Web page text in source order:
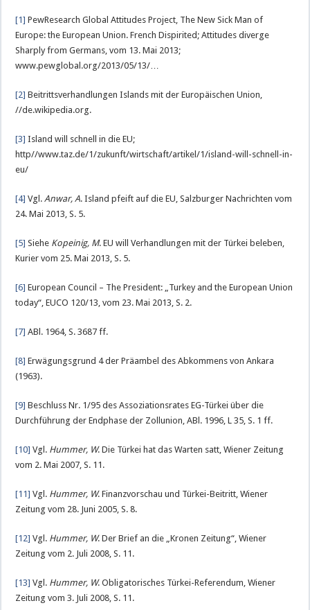
[1] PewResearch Global Attitudes Project, The New Sick Man of
Europe: the European Union. French Dispirited; Attitudes diverge
Sharply from Germans, vom 13. Mai 2013;
www.pewglobal.org/2013/05/13/…
[2] Beitrittsverhandlungen Islands mit der Europäischen Union,
//de.wikipedia.org.
[3] Island will schnell in die EU;
http//www.taz.de/1/zukunft/wirtschaft/artikel/1/island-will-schnell-in-
eu/
[4] Vgl.Anwar, A. Island pfeift auf die EU, Salzburger Nachrichten vom
24. Mai 2013, S. 5.
[5] Siehe Kopeinig, M. EU will Verhandlungen mit der Türkei beleben,
Kurier vom 25. Mai 2013, S. 5.
[6] European Council – The President: „Turkey and the European Union
today“, EUCO 120/13, vom 23. Mai 2013, S. 2.
[7] ABl. 1964, S. 3687 ff.
[8] Erwägungsgrund 4 der Präambel des Abkommens von Ankara
(1963).
[9] Beschluss Nr. 1/95 des Assoziationsrates EG-Türkei über die
Durchführung der Endphase der Zollunion, ABl. 1996, L 35, S. 1 ff.
[10] Vgl. Hummer, W. Die Türkei hat das Warten satt, Wiener Zeitung
vom 2. Mai 2007, S. 11.
[11] Vgl. Hummer, W. Finanzvorschau und Türkei-Beitritt, Wiener
Zeitung vom 28. Juni 2005, S. 8.
[12] Vgl. Hummer, W. Der Brief an die „Kronen Zeitung“, Wiener
Zeitung vom 2. Juli 2008, S. 11.
[13] Vgl. Hummer, W. Obligatorisches Türkei-Referendum, Wiener
Zeitung vom 3. Juli 2008, S. 11.